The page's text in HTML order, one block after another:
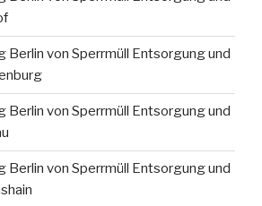
Berlin von Sperrmüll Entsorgung und
Berlin von Sperrmüll Entsorgung und
Berlin von Sperrmüll Entsorgung und